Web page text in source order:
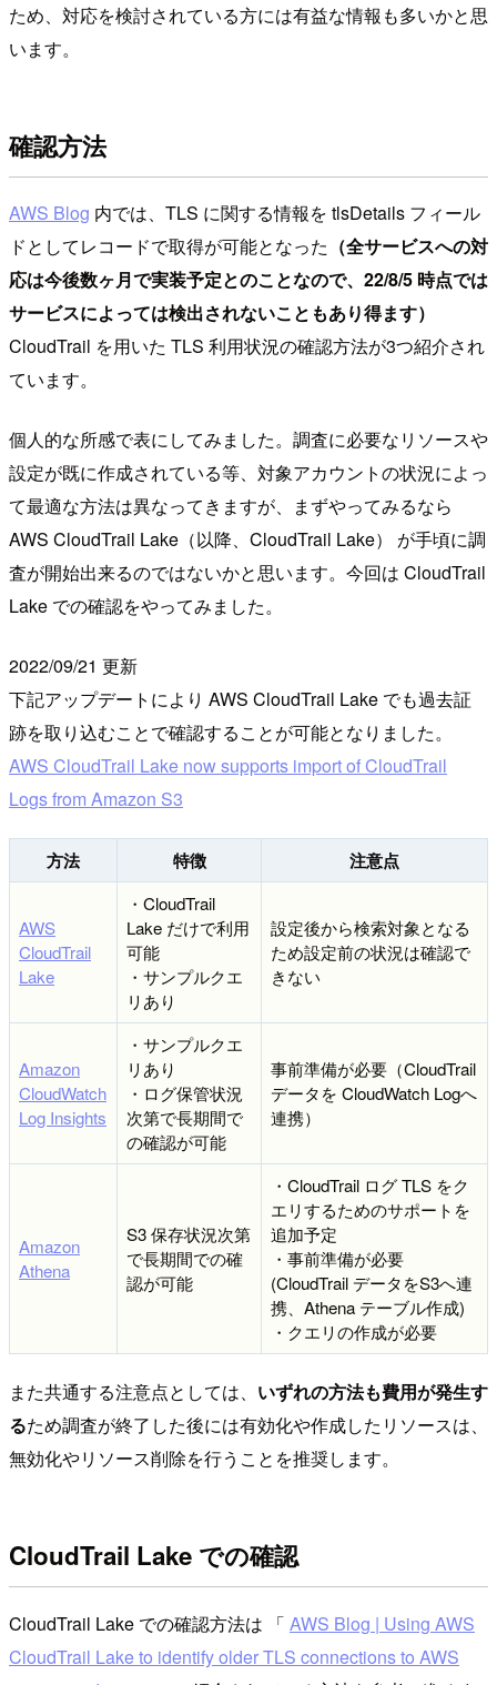
ため、対応を検討されている方には有益な情報も多いかと思
います。
確認方法
AWS Blog 内では、TLS に関する情報を tlsDetails フィール
ドとしてレコードで取得が可能となった （全サービスへの対
応は今後数ヶ月で実装予定とのことなので、22/8/5 時点では
サービスによっては検出されないこともあり得ます）
CloudTrail を用いた TLS 利用状況の確認方法が3つ紹介され
ています。
個人的な所感で表にしてみました。調査に必要なリソースや
設定が既に作成されている等、対象アカウントの状況によっ
て最適な方法は異なってきますが、まずやってみるなら
AWS CloudTrail Lake（以降、CloudTrail Lake） が手頃に調
査が開始出来るのではないかと思います。今回は CloudTrail
Lake での確認をやってみました。
2022/09/21 更新
下記アップデートにより AWS CloudTrail Lake でも過去証
跡を取り込むことで確認することが可能となりました。
AWS CloudTrail Lake now supports import of CloudTrail
Logs from Amazon S3
方法 特徴 注意点
AWS
CloudTrail
Lake
・CloudTrail
Lake だけで利用
可能
・サンプルクエ
リあり
設定後から検索対象となる
ため設定前の状況は確認で
きない
Amazon
CloudWatch
Log Insights
・サンプルクエ
リあり
・ログ保管状況
次第で長期間で
の確認が可能
事前準備が必要（CloudTrail
データを CloudWatch Logへ
連携）
Amazon
Athena
S3 保存状況次第
で長期間での確
認が可能
・CloudTrail ログ TLS をク
エリするためのサポートを
追加予定
・事前準備が必要
(CloudTrail データをS3へ連
携、Athena テーブル作成)
・クエリの作成が必要
また共通する注意点としては、 いずれの方法も費用が発生す
るため調査が終了した後には有効化や作成したリソースは、
無効化やリソース削除を行うことを推奨します。
CloudTrail Lake での確認
CloudTrail Lake での確認方法は 「 AWS Blog | Using AWS
CloudTrail Lake to identify older TLS connections to AWS